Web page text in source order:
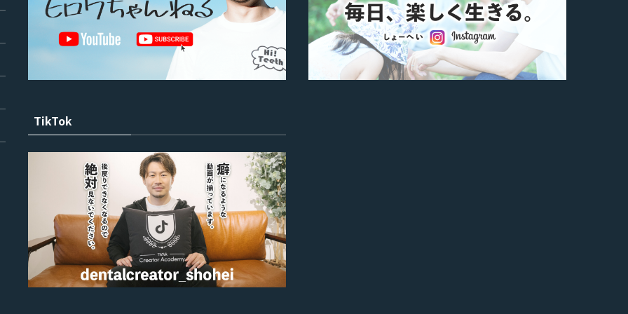
TikTok